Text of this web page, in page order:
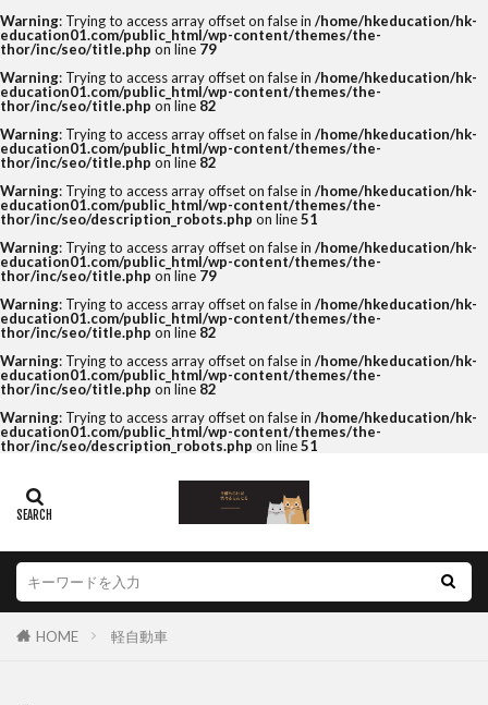
Warning: Trying to access array offset on false in /home/hkeducation/hk-
education01.com/public_html/wp-content/themes/the-
thor/inc/seo/title.php on line 79
Warning: Trying to access array offset on false in /home/hkeducation/hk-
education01.com/public_html/wp-content/themes/the-
thor/inc/seo/title.php on line 82
Warning: Trying to access array offset on false in /home/hkeducation/hk-
education01.com/public_html/wp-content/themes/the-
thor/inc/seo/title.php on line 82
Warning: Trying to access array offset on false in /home/hkeducation/hk-
education01.com/public_html/wp-content/themes/the-
thor/inc/seo/description_robots.php on line51
Warning: Trying to access array offset on false in /home/hkeducation/hk-
education01.com/public_html/wp-content/themes/the-
thor/inc/seo/title.php on line 79
Warning: Trying to access array offset on false in /home/hkeducation/hk-
education01.com/public_html/wp-content/themes/the-
thor/inc/seo/title.php on line 82
Warning: Trying to access array offset on false in /home/hkeducation/hk-
education01.com/public_html/wp-content/themes/the-
thor/inc/seo/title.php on line 82
Warning: Trying to access array offset on false in /home/hkeducation/hk-
education01.com/public_html/wp-content/themes/the-
thor/inc/seo/description_robots.php on line51
HOME 軽自動車